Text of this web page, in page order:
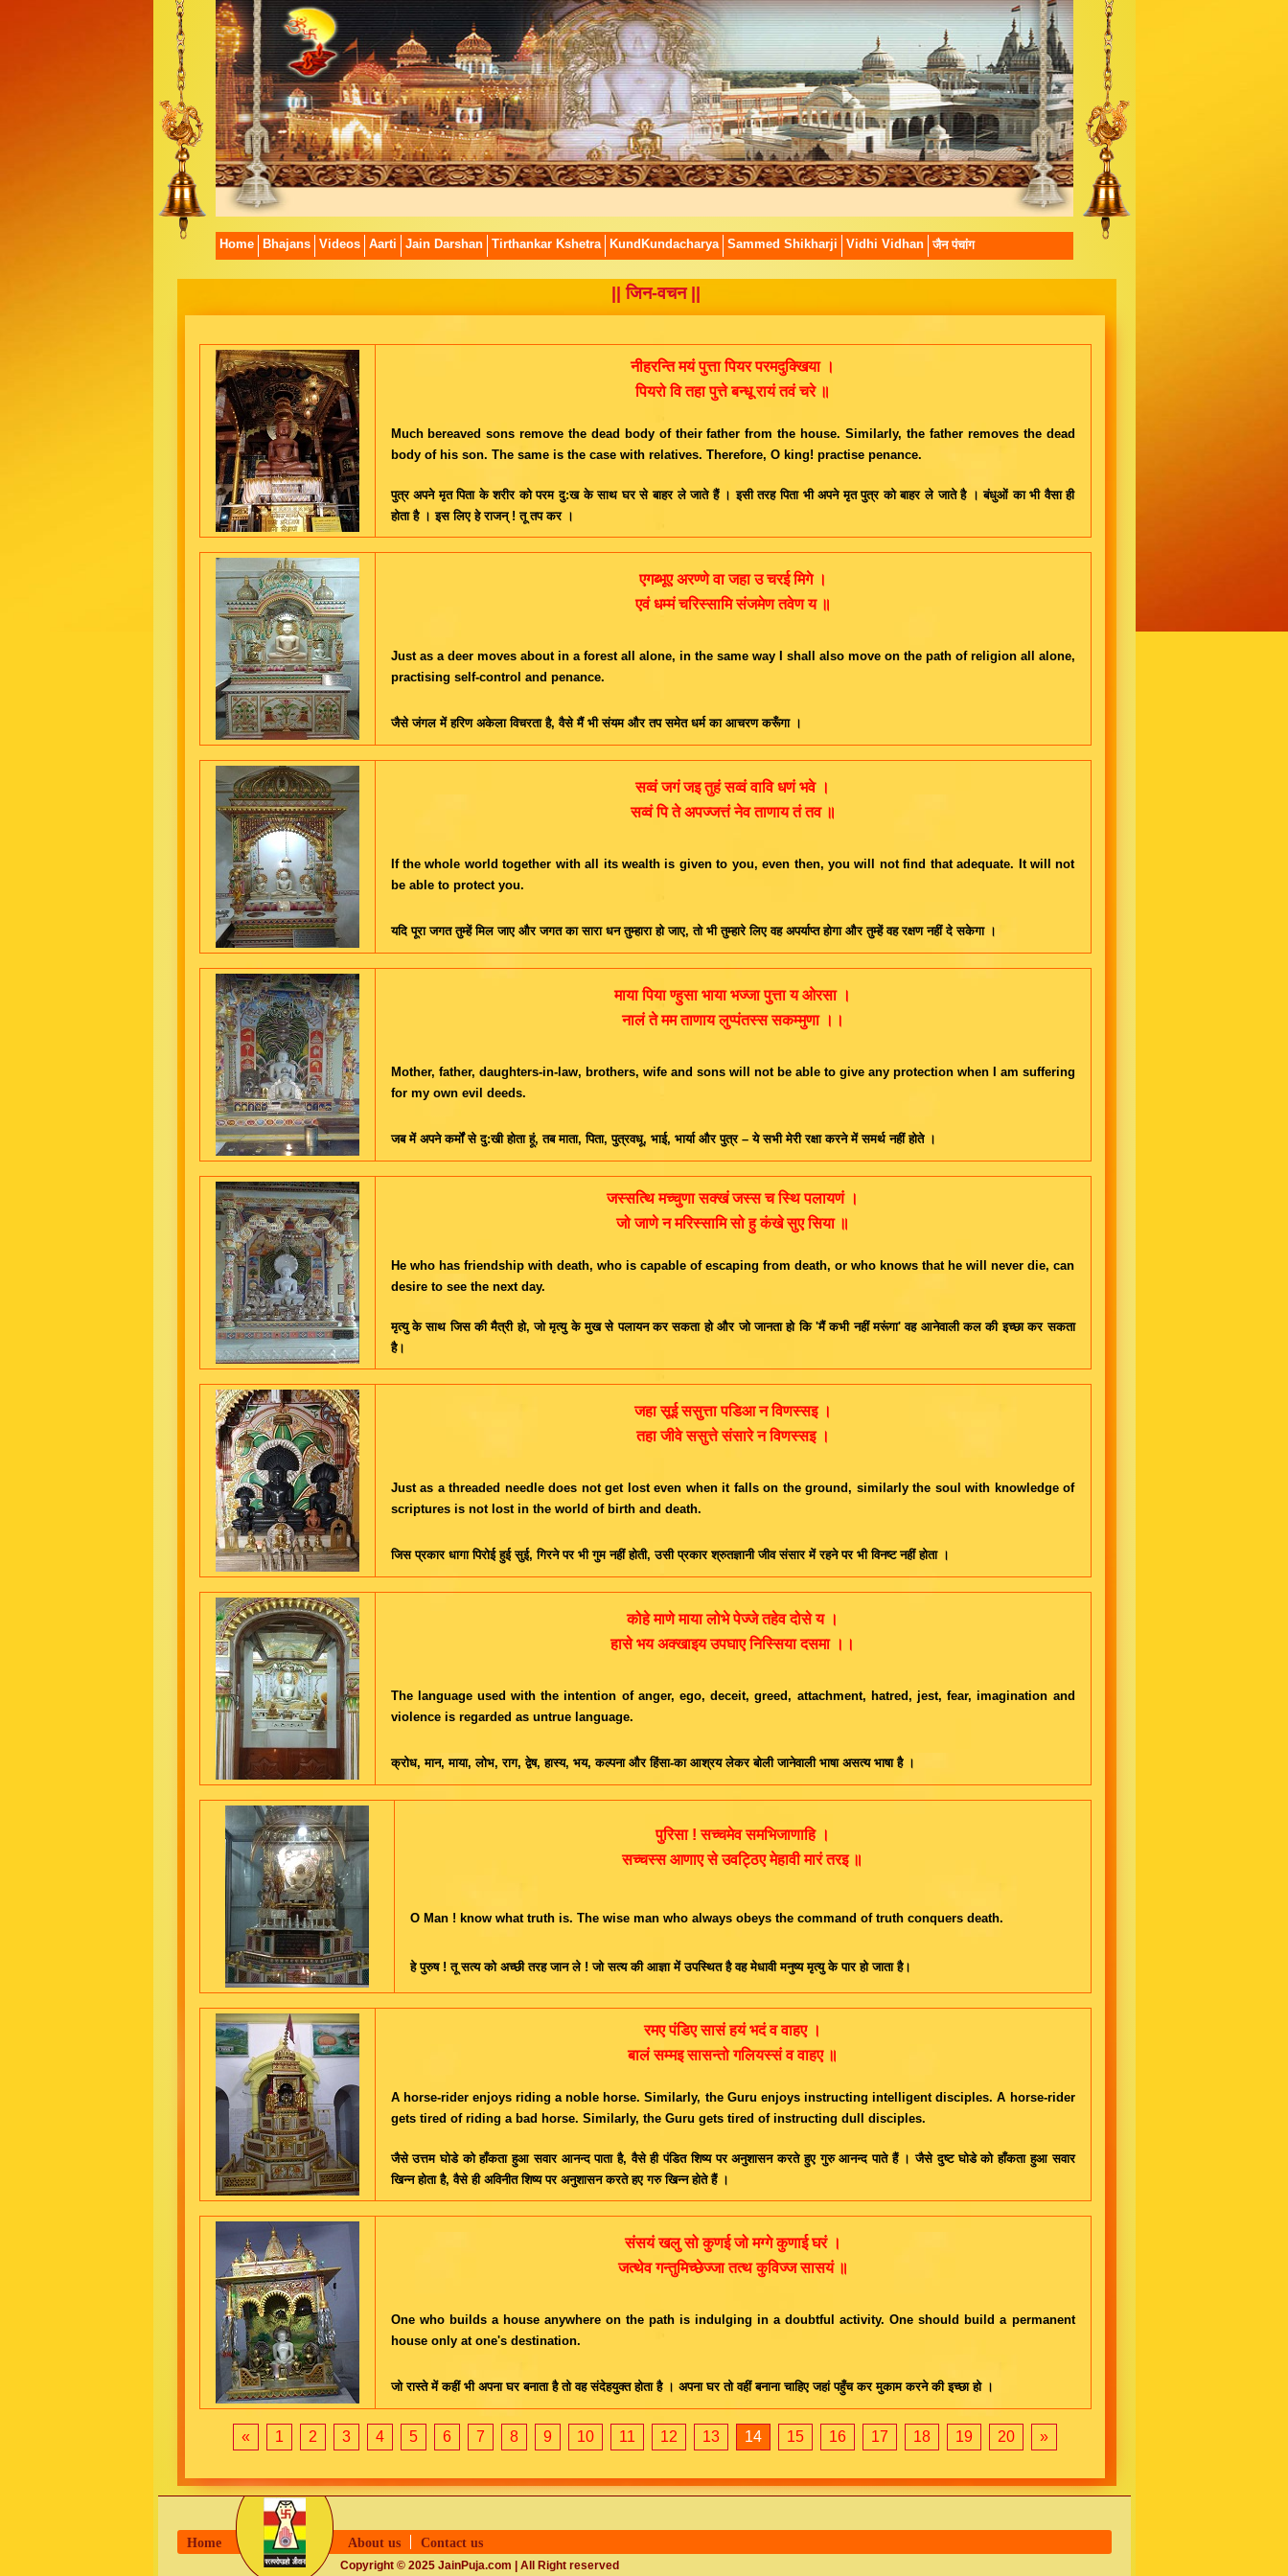
Home Bhajans Videos Aarti Jain Darshan Tirthankar Kshetra KundKundacharya Sammed Shikharji Vidhi Vidhan जैन पंचांग
|| जिन-वचन ||
नीहरन्ति मयं पुत्ता पियर परमदुक्खिया ।
पियरो वि तहा पुत्ते बन्धू रायं तवं चरे ॥
Much bereaved sons remove the dead body of their father from the house. Similarly, the father removes the dead
body of his son. The same is the case with relatives. Therefore, O king! practise penance.
पुत्र अपने मृत पिता के शरीर को परम दु:ख के साथ घर से बाहर ले जाते हैं । इसी तरह पिता भी अपने मृत पुत्र को बाहर ले जाते है । बंधुओं का भी वैसा ही
होता है । इस लिए हे राजन् ! तू तप कर ।
एगब्भूए अरण्णे वा जहा उ चरई मिगे ।
एवं धम्मं चरिस्सामि संजमेण तवेण य ॥
Just as a deer moves about in a forest all alone, in the same way I shall also move on the path of religion all alone,
practising self-control and penance.
जैसे जंगल में हरिण अकेला विचरता है, वैसे मैं भी संयम और तप समेत धर्म का आचरण करूँगा ।
सव्वं जगं जइ तुहं सव्वं वावि धणं भवे ।
सव्वं पि ते अपज्जत्तं नेव ताणाय तं तव ॥
If the whole world together with all its wealth is given to you, even then, you will not find that adequate. It will not
be able to protect you.
यदि पूरा जगत तुम्हें मिल जाए और जगत का सारा धन तुम्हारा हो जाए, तो भी तुम्हारे लिए वह अपर्याप्त होगा और तुम्हें वह रक्षण नहीं दे सकेगा ।
माया पिया ण्हुसा भाया भज्जा पुत्ता य ओरसा ।
नालं ते मम ताणाय लुप्पंतस्स सकम्मुणा ।।
Mother, father, daughters-in-law, brothers, wife and sons will not be able to give any protection when I am suffering
for my own evil deeds.
जब में अपने कर्मों से दु:खी होता हूं, तब माता, पिता, पुत्रवधू, भाई, भार्या और पुत्र – ये सभी मेरी रक्षा करने में समर्थ नहीं होते ।
जस्सत्थि मच्चुणा सक्खं जस्स च स्थि पलायणं ।
जो जाणे न मरिस्सामि सो हु कंखे सुए सिया ॥
He who has friendship with death, who is capable of escaping from death, or who knows that he will never die, can
desire to see the next day.
मृत्यु के साथ जिस की मैत्री हो, जो मृत्यु के मुख से पलायन कर सकता हो और जो जानता हो कि 'मैं कभी नहीं मरूंगा' वह आनेवाली कल की इच्छा कर सकता
है।
जहा सूई ससुत्ता पडिआ न विणस्सइ ।
तहा जीवे ससुत्ते संसारे न विणस्सइ ।
Just as a threaded needle does not get lost even when it falls on the ground, similarly the soul with knowledge of
scriptures is not lost in the world of birth and death.
जिस प्रकार धागा पिरोई हुई सुई, गिरने पर भी गुम नहीं होती, उसी प्रकार श्रुतज्ञानी जीव संसार में रहने पर भी विनष्ट नहीं होता ।
कोहे माणे माया लोभे पेज्जे तहेव दोसे य ।
हासे भय अक्खाइय उपघाए निस्सिया दसमा ।।
The language used with the intention of anger, ego, deceit, greed, attachment, hatred, jest, fear, imagination and
violence is regarded as untrue language.
क्रोध, मान, माया, लोभ, राग, द्वेष, हास्य, भय, कल्पना और हिंसा-का आश्रय लेकर बोली जानेवाली भाषा असत्य भाषा है ।
पुरिसा ! सच्चमेव समभिजाणाहि ।
सच्चस्स आणाए से उवट्ठिए मेहावी मारं तरइ ॥
O Man ! know what truth is. The wise man who always obeys the command of truth conquers death.
हे पुरुष ! तू सत्य को अच्छी तरह जान ले ! जो सत्य की आज्ञा में उपस्थित है वह मेधावी मनुष्य मृत्यु के पार हो जाता है।
रमए पंडिए सासं हयं भदं व वाहए ।
बालं सम्मइ सासन्तो गलियस्सं व वाहए ॥
A horse-rider enjoys riding a noble horse. Similarly, the Guru enjoys instructing intelligent disciples. A horse-rider
gets tired of riding a bad horse. Similarly, the Guru gets tired of instructing dull disciples.
जैसे उत्तम घोडे को हाँकता हुआ सवार आनन्द पाता है, वैसे ही पंडित शिष्य पर अनुशासन करते हुए गुरु आनन्द पाते हैं । जैसे दुष्ट घोडे को हाँकता हुआ सवार
खिन्न होता है, वैसे ही अविनीत शिष्य पर अनुशासन करते हए गरु खिन्न होते हैं ।
संसयं खलु सो कुणई जो मग्गे कुणाई घरं ।
जत्थेव गन्तुमिच्छेज्जा तत्थ कुविज्ज सासयं ॥
One who builds a house anywhere on the path is indulging in a doubtful activity. One should build a permanent
house only at one's destination.
जो रास्ते में कहीं भी अपना घर बनाता है तो वह संदेहयुक्त होता है । अपना घर तो वहीं बनाना चाहिए जहां पहुँच कर मुकाम करने की इच्छा हो ।
« 1 2 3 4 5 6 7 8 9 10 11 12 13 14 15 16 17 18 19 20 »
Home About us Contact us
Copyright © 2025 JainPuja.com | All Right reserved